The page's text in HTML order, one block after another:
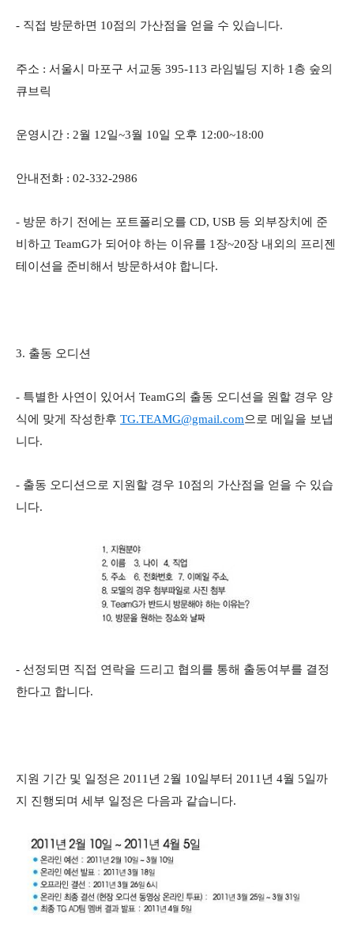
- 직접 방문하면 10점의 가산점을 얻을 수 있습니다.
주소 : 서울시 마포구 서교동 395-113 라임빌딩 지하 1층 숲의
큐브릭
운영시간 : 2월 12일~3월 10일 오후 12:00~18:00
안내전화 : 02-332-2986
- 방문 하기 전에는 포트폴리오를 CD, USB 등 외부장치에 준
비하고 TeamG가 되어야 하는 이유를 1장~20장 내외의 프리젠
테이션을 준비해서 방문하셔야 합니다.
3. 출동 오디션
- 특별한 사연이 있어서 TeamG의 출동 오디션을 원할 경우 양
식에 맞게 작성한후 TG.TEAMG@gmail.com으로 메일을 보냅
니다.
- 출동 오디션으로 지원할 경우 10점의 가산점을 얻을 수 있습
니다.
- 선정되면 직접 연락을 드리고 협의를 통해 출동여부를 결정
한다고 합니다.
지원 기간 및 일정은 2011년 2월 10일부터 2011년 4월 5일까
지 진행되며 세부 일정은 다음과 같습니다.